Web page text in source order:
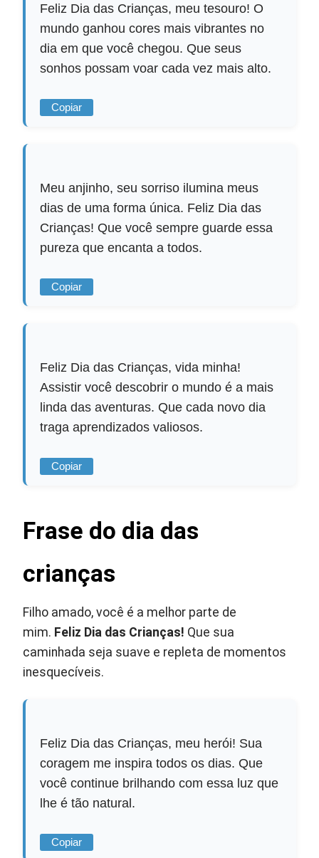
Feliz Dia das Crianças, meu tesouro! O
mundo ganhou cores mais vibrantes no
dia em que você chegou. Que seus
sonhos possam voar cada vez mais alto.
Copiar
Meu anjinho, seu sorriso ilumina meus
dias de uma forma única. Feliz Dia das
Crianças! Que você sempre guarde essa
pureza que encanta a todos.
Copiar
Feliz Dia das Crianças, vida minha!
Assistir você descobrir o mundo é a mais
linda das aventuras. Que cada novo dia
traga aprendizados valiosos.
Copiar
Frase do dia das
crianças
Filho amado, você é a melhor parte de
mim. Feliz Dia das Crianças! Que sua
caminhada seja suave e repleta de momentos
inesquecíveis.
Feliz Dia das Crianças, meu herói! Sua
coragem me inspira todos os dias. Que
você continue brilhando com essa luz que
lhe é tão natural.
Copiar